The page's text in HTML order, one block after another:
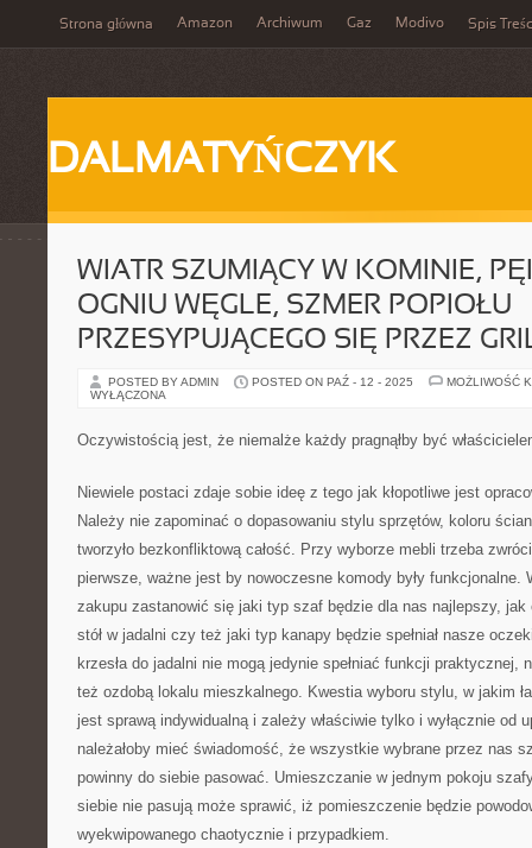
Strona główna Amazon Archiwum Gaz Modivo Spis
DALMATYŃCZYK
WIATR SZUMIĄCY W KOMINIE,
OGNIU WĘGLE, SZMER POPIOŁU
PRZESYPUJĄCEGO SIĘ PRZEZ
POSTED BY ADMIN POSTED ON PAŹ - 12 - 2025
MOŻLIWOŚĆ
WYŁĄCZONA
Oczywistością jest, że niemalże każdy pragnąłby być
Niewiele postaci zdaje sobie ideę z tego jak kłopotliwe jest
Należy nie zapominać o dopasowaniu stylu sprzętów, koloru
tworzyło bezkonfliktową całość. Przy wyborze mebli trzeba
pierwsze, ważne jest by nowoczesne komody były funkcjonalne.
zakupu zastanowić się jaki typ szaf będzie dla nas najlepszy, jak
stół w jadalni czy też jaki typ kanapy będzie spełniał nasze
krzesła do jadalni nie mogą jedynie spełniać funkcji praktycznej,
też ozdobą lokalu mieszkalnego. Kwestia wyboru stylu, w jakim
jest sprawą indywidualną i zależy właściwie tylko i wyłącznie od
należałoby mieć świadomość, że wszystkie wybrane przez nas
powinny do siebie pasować. Umieszczanie w jednym pokoju
siebie nie pasują może sprawić, iż pomieszczenie będzie
wyekwipowanego chaotycznie i przypadkiem.